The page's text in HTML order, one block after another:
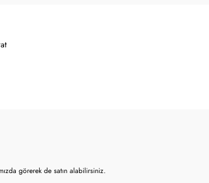
görerek de satın alabilirsiniz.